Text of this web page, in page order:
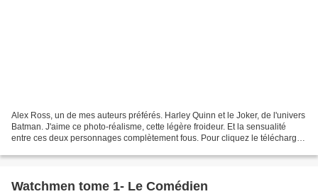
Alex Ross, un de mes auteurs préférés. Harley Quinn et le Joker, de l'univers
Batman. J'aime ce photo-réalisme, cette légère froideur. Et la sensualité
entre ces deux personnages complètement fous. Pour cliquez le télécharger
Watchmen tome 1- Le Comédien